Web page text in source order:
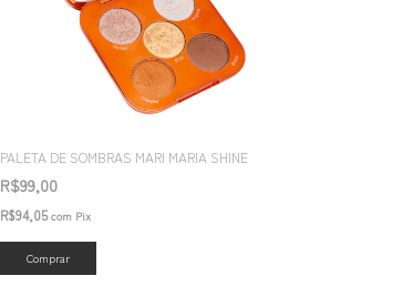
PALETA DE SOMBRAS MARI MARIA SHINE
R$99,00
R$94,05com Pix